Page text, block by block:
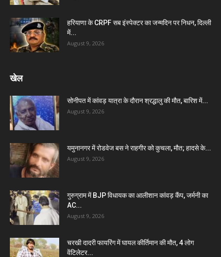
हरियाणा के CRPF सब इंस्पेक्टर का जन्मदिन पर निधन, दिल्ली
में...
August 9, 2026
खेल
सोनीपत में कांवड़ यात्रा के दौरान श्रद्धालु की मौत, बारिश में...
August 9, 2026
यमुनानगर में रोडवेज बस ने राहगीर को कुचला, मौत; हादसे के...
August 9, 2026
गुरुग्राम में BJP विधायक का आलीशान कांवड़ कैंप, जर्मनी का
AC...
August 9, 2026
चरखी दादरी फायरिंग में घायल कीर्तिमान की मौत, 4 लोग
वेंटिलेटर...